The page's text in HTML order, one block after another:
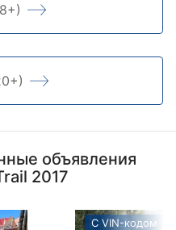
объявления
2017
С VIN-кодом